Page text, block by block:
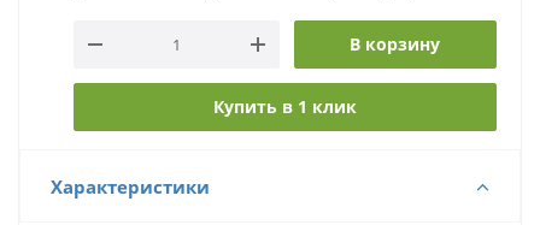
В корзину
Купить в 1 клик
Характеристики